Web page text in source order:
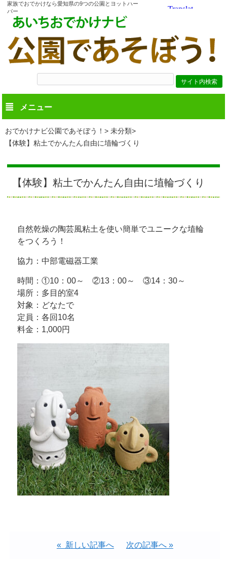
家族でおでかけなら愛知県の9つの公園とヨットハー
バー
メニュー
おでかけナビ公園であそぼう！
未分類
【体験】粘土でかんたん自由に埴輪づくり
【体験】粘土でかんたん自由に埴輪づくり
自然乾燥の陶芸風粘土を使い簡単でユニークな埴輪
をつくろう！
協力：中部電磁器工業
時間：①10：00～ ②13：00～ ③14：30～
場所：多目的室4
対象：どなたで
定員：各回10名
料金：1,000円
« 新しい記事へ 次の記事へ »